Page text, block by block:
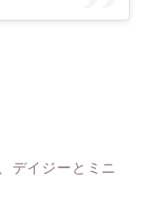
デイジーとミニ